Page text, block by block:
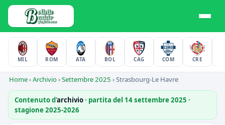
MIL ROM ATA BOL CAG COM CRE
Home›Archivio›Settembre 2025 ›Strasbourg-Le Havre
Contenuto d'archivio· partita del 14 settembre 2025 ·
stagione 2025-2026